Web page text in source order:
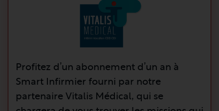
Profitez d’un abonnement d’un an à
Smart Infirmier fourni par notre
partenaire Vitalis Médical, qui se